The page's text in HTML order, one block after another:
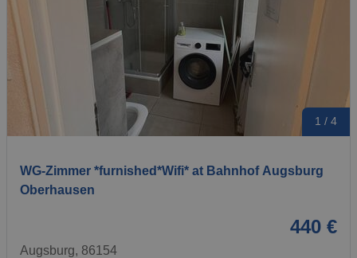
1 / 4
WG-Zimmer *furnished*Wifi* at Bahnhof Augsburg
Oberhausen
440 €
Augsburg, 86154